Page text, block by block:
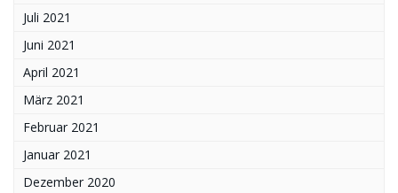
Juli 2021
Juni 2021
April 2021
März 2021
Februar 2021
Januar 2021
Dezember 2020